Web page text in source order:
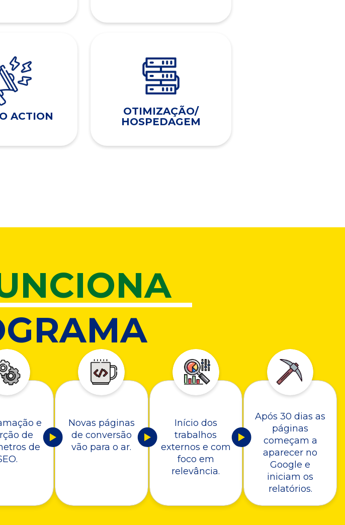
ACTION
OTIMIZAÇÃO/
HOSPEDAGEM
e
de
de
Novas páginas
de conversão
vão para o ar.
Início dos
trabalhos
externos e com
foco em
relevância.
Após 30 dias as
páginas
começam a
aparecer no
Google e
iniciam os
relatórios.